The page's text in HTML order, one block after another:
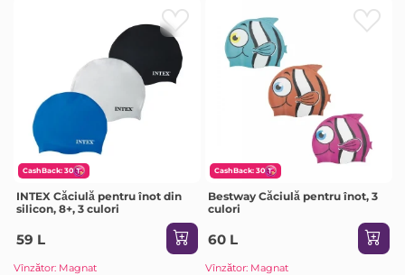
CashBack: 30
INTEX Căciulă pentru înot din
silicon, 8+, 3 culori
59 L
Vînzător: Magnat
CashBack: 30
Bestway Căciulă pentru înot, 3
culori
60 L
Vînzător: Magnat